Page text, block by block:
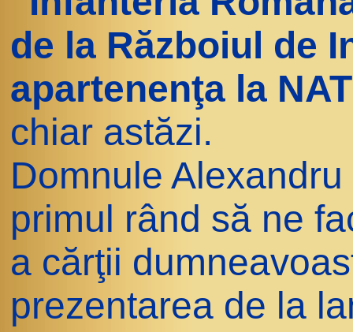
de la Războiul de
apartenenţa la
chiar astăzi.
Domnule
primul rând să ne
a cărţii
prezentarea de la